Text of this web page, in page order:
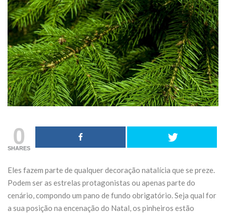
&
de
Iberflora lança
paisagismo para
transformar o
Fórum Norte
0
SHARES
Eles fazem parte de qualquer decoração natalícia que se preze.
Podem ser as estrelas protagonistas ou apenas parte do
cenário, compondo um pano de fundo obrigatório. Seja qual for
a sua posição na encenação do Natal, os pinheiros estão